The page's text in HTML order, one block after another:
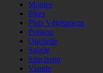
Moules
Pâtes
Plats Végétariens
Poisson
Quenelle
Salade
Saucisson
Viande